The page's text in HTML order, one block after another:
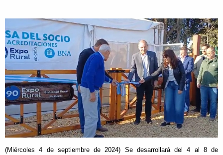
(Miércoles 4 de septiembre de 2024) Se desarrollará del 4 al 8 de